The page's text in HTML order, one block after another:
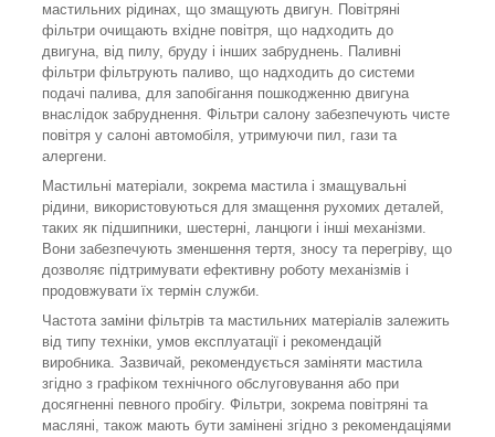
мастильних рідинах, що змащують двигун. Повітряні
фільтри очищають вхідне повітря, що надходить до
двигуна, від пилу, бруду і інших забруднень. Паливні
фільтри фільтрують паливо, що надходить до системи
подачі палива, для запобігання пошкодженню двигуна
внаслідок забруднення. Фільтри салону забезпечують чисте
повітря у салоні автомобіля, утримуючи пил, гази та
алергени.
Мастильні матеріали, зокрема мастила і змащувальні
рідини, використовуються для змащення рухомих деталей,
таких як підшипники, шестерні, ланцюги і інші механізми.
Вони забезпечують зменшення тертя, зносу та перегріву, що
дозволяє підтримувати ефективну роботу механізмів і
продовжувати їх термін служби.
Частота заміни фільтрів та мастильних матеріалів залежить
від типу техніки, умов експлуатації і рекомендацій
виробника. Зазвичай, рекомендується заміняти мастила
згідно з графіком технічного обслуговування або при
досягненні певного пробігу. Фільтри, зокрема повітряні та
масляні, також мають бути замінені згідно з рекомендаціями